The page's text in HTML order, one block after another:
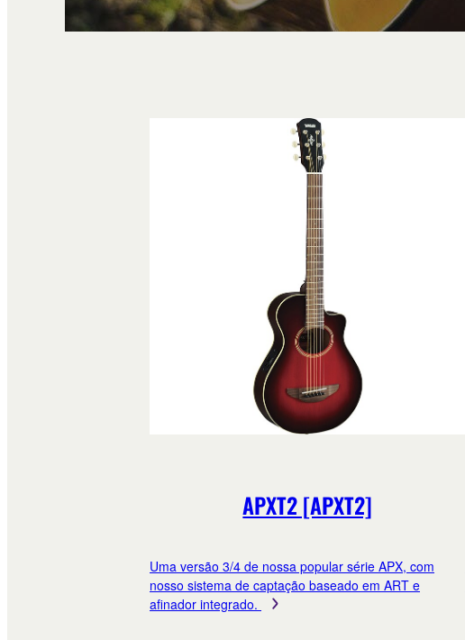
APXT2 [APXT2]
Uma versão 3/4 de nossa popular série APX, com
nosso sistema de captação baseado em ART e
afinador integrado.